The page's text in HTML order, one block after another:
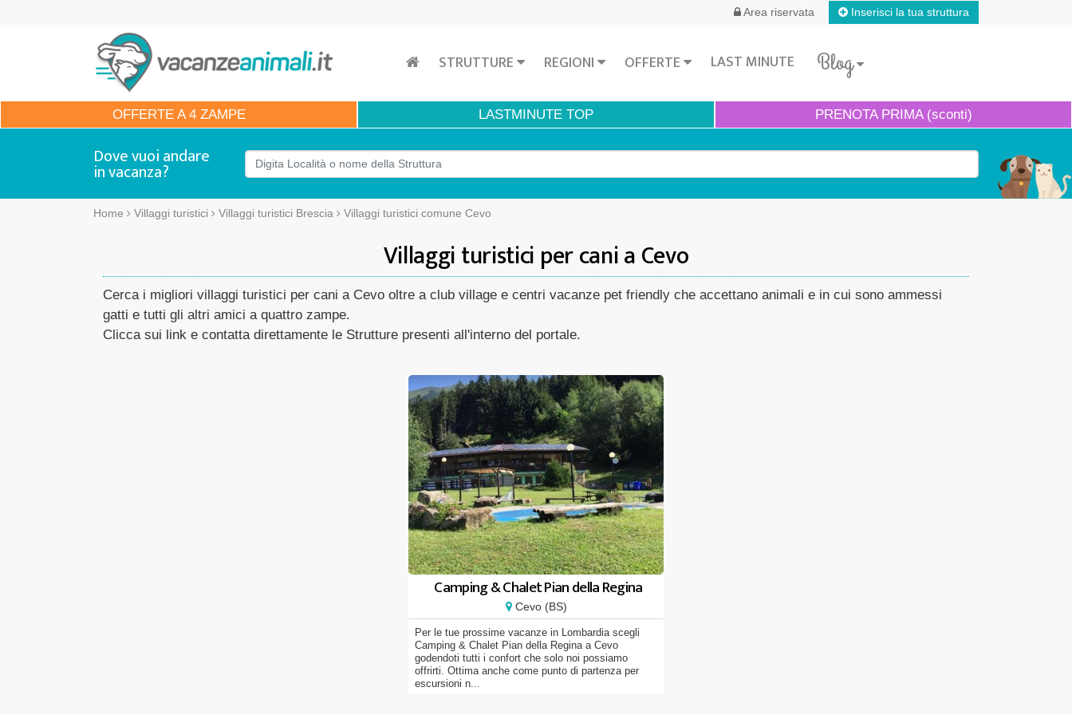
Area riservata Inserisci la tua struttura
STRUTTURE REGIONI OFFERTE LAST MINUTE Blog
OFFERTEA 4 ZAMPE LASTMINUTE TOP PRENOTAPRIMA (sconti)
Dove vuoi andare
in vacanza?
Home Villaggi turistici Villaggi turistici Brescia Villaggi turistici comune Cevo
Villaggi turistici per cani a Cevo
Cerca i migliori villaggi turistici per cani a Cevo oltre a club village e centri vacanze pet friendly che accettano animali e in cui sono ammessi
gatti e tutti gli altri amici a quattro zampe.
Clicca sui link e contatta direttamente le Strutture presenti all'interno del portale.
Camping & Chalet Pian della Regina
Cevo (BS)
Per le tue prossime vacanze in Lombardia scegli
Camping & Chalet Pian della Regina a Cevo
godendoti tutti i confort che solo noi possiamo
offrirti. Ottima anche come punto di partenza per
escursioni n...